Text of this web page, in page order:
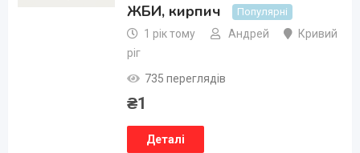
ЖБИ, кирпич
Популярні
1 рік тому Андрей
Кривий
ріг
735 переглядів
₴1
Деталі